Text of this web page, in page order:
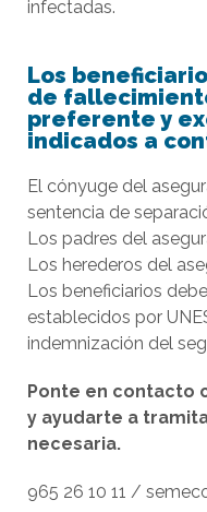
infectadas.
Los
de
preferente y
indicados a
El cónyuge del
sentencia de
Los padres del
Los herederos del
Los beneficiarios
establecidos por
indemnización del
Ponte en contacto
y ayudarte a
necesaria.
965 26 10 11 /